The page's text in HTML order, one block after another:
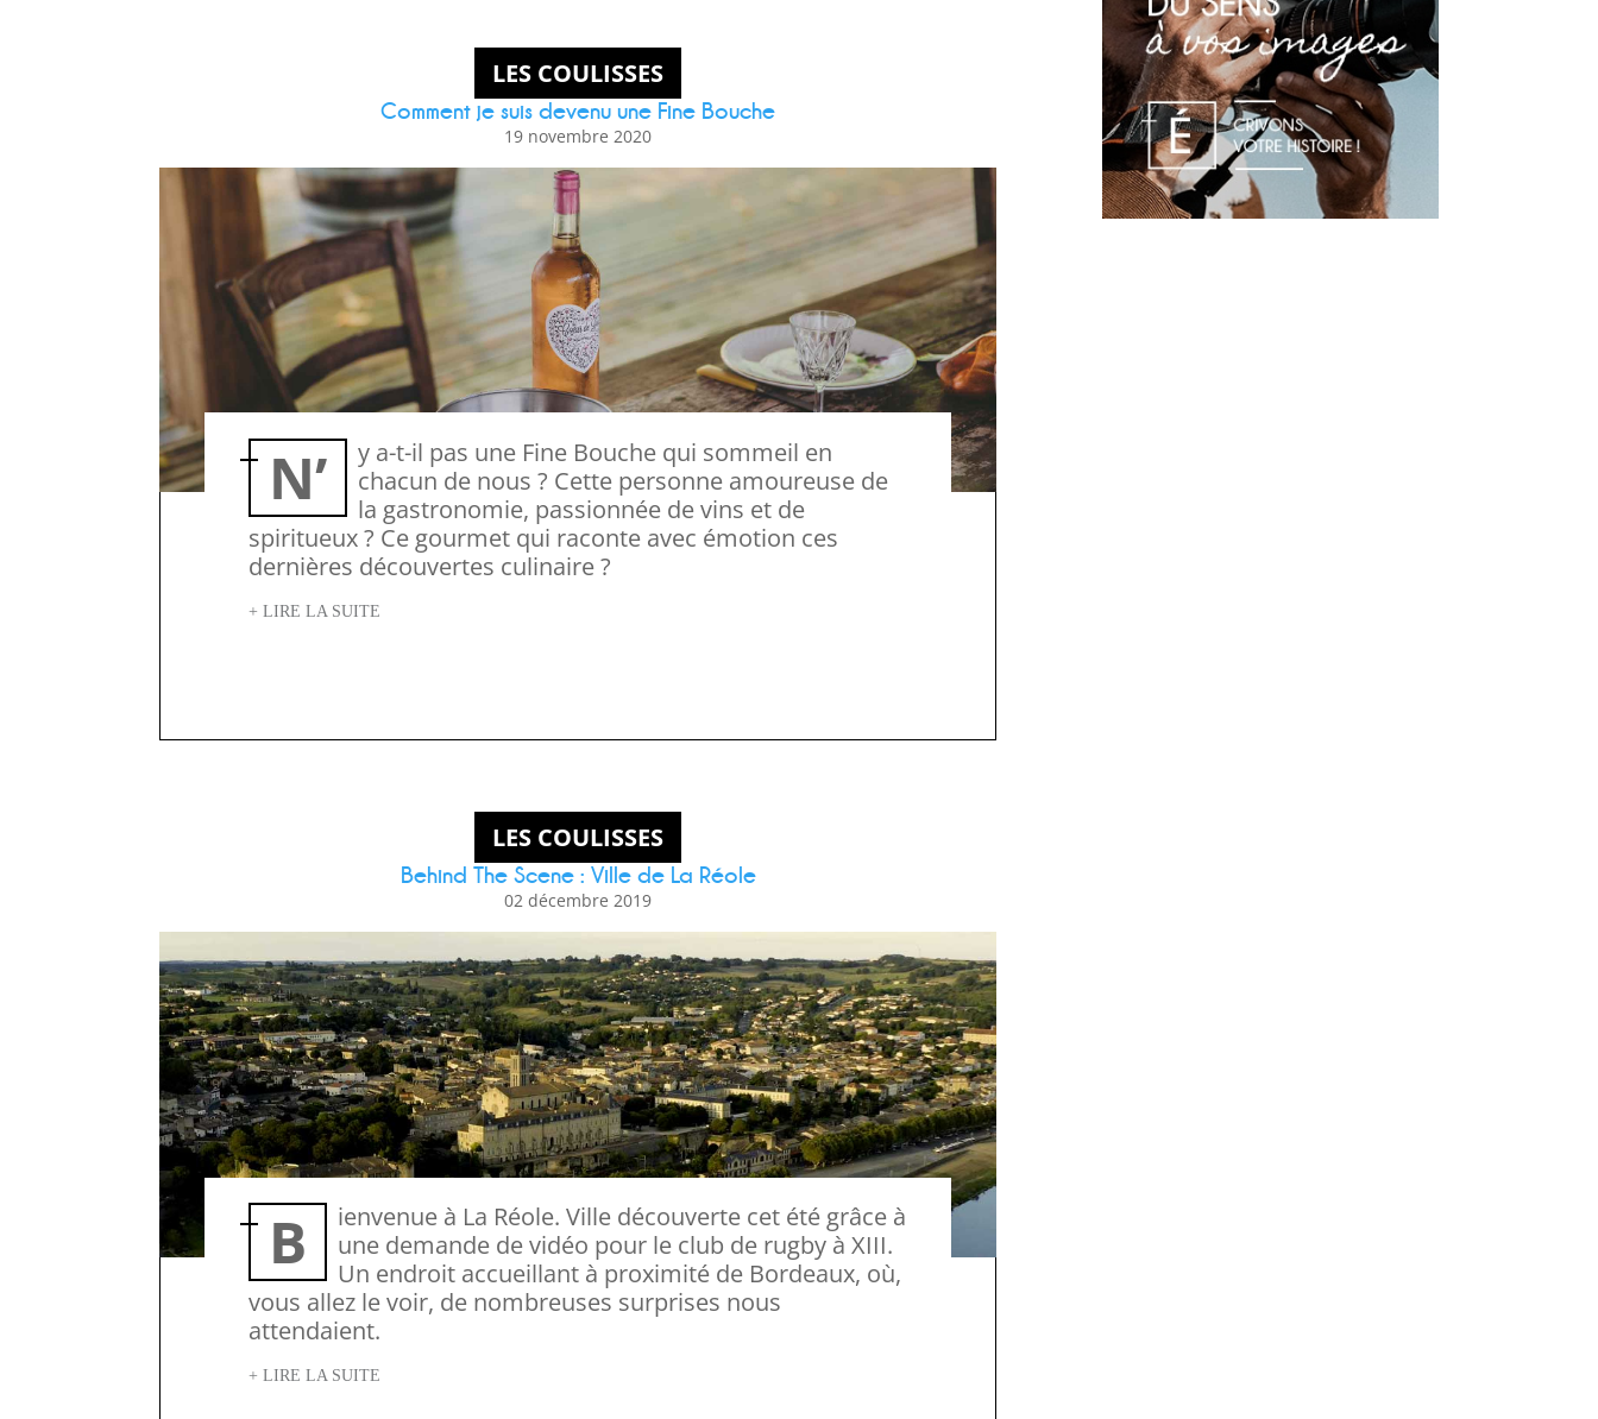
LES COULISSES
Comment je suis devenu une Fine Bouche
19 novembre 2020
N’y a-t-il pas une Fine Bouche qui sommeil en
chacun de nous ? Cette personne amoureuse de
la gastronomie, passionnée de vins et de
spiritueux ? Ce gourmet qui raconte avec émotion ces
dernières découvertes culinaire ?
+ LIRE LA SUITE
LES COULISSES
Behind The Scene : Ville de La Réole
02 décembre 2019
Bienvenue à La Réole. Ville découverte cet été grâce à
une demande de vidéo pour le club de rugby à XIII.
Un endroit accueillant à proximité de Bordeaux, où,
vous allez le voir, de nombreuses surprises nous
attendaient.
+ LIRE LA SUITE